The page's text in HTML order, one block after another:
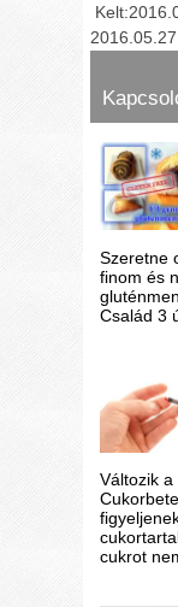
2016.05.27
Szeretne
finom és
Család 3
Változik
cukrot